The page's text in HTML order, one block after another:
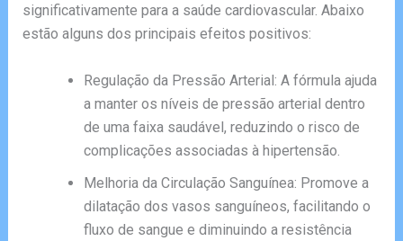
significativamente para a saúde cardiovascular. Abaixo
estão alguns dos principais efeitos positivos:
Regulação da Pressão Arterial: A fórmula ajuda
a manter os níveis de pressão arterial dentro
de uma faixa saudável, reduzindo o risco de
complicações associadas à hipertensão.
Melhoria da Circulação Sanguínea: Promove a
dilatação dos vasos sanguíneos, facilitando o
fluxo de sangue e diminuindo a resistência